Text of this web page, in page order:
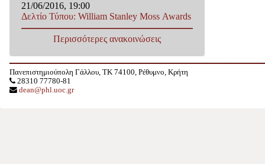
21/06/2016, 19:00
Δελτίο Τύπου: William Stanley Moss Awards
Περισσότερες ανακοινώσεις
Πανεπιστημιούπολη Γάλλου, TK 74100, Ρέθυμνο, Κρήτη
28310 77780-81
dean@phl.uoc.gr